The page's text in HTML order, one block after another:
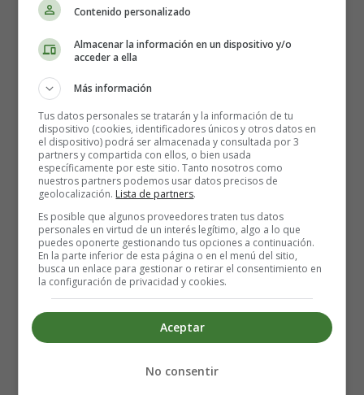
¿Cómo puedo tratar el dolor
menstrual?
En la mayoría de los casos, el dolor es lo suficientemente
leve como para tratarlo en casa.
Analgésicos
Puede tomar ibuprofeno para ayudar a controlar el dolor.
Sin embargo, no tomes ibuprofeno o aspirina si tiene
asma o problemas estomacales, renales o hepáticos. La
aspirina no debe administrarse a menores de 16 años.
También puedes probar el paracetamol, pero los estudios
han demostrado que no reduce el dolor tan eficazmente
Contenido personalizado
Almacenar la información en un dispositivo y/o
acceder a ella
Más información
Tus datos personales se tratarán y la información de tu
dispositivo (cookies, identificadores únicos y otros datos en
el dispositivo) podrá ser almacenada y consultada por 3
partners y compartida con ellos, o bien usada
específicamente por este sitio. Tanto nosotros como
nuestros partners podemos usar datos precisos de
geolocalización. Lista de partners.
Es posible que algunos proveedores traten tus datos
personales en virtud de un interés legítimo, algo a lo que
puedes oponerte gestionando tus opciones a continuación.
En la parte inferior de esta página o en el menú del sitio,
busca un enlace para gestionar o retirar el consentimiento en
la configuración de privacidad y cookies.
Aceptar
No consentir